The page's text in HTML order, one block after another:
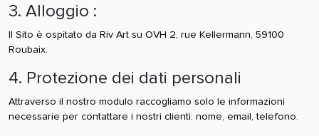
3. Alloggio :
Il Sito è ospitato da Riv Art su OVH 2, rue Kellermann, 59100
Roubaix.
4. Protezione dei dati personali
Attraverso il nostro modulo raccogliamo solo le informazioni
necessarie per contattare i nostri clienti: nome, email, telefono.